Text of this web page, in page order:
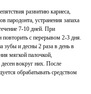
развитию кариеса,
пародонта, устранения запаха
7-10 дней. При
с перерывом 2-3 дня.
зубы и десны 2 раза в день в
мягкой палочкой,
вокруг них. После
обрабатывать средством